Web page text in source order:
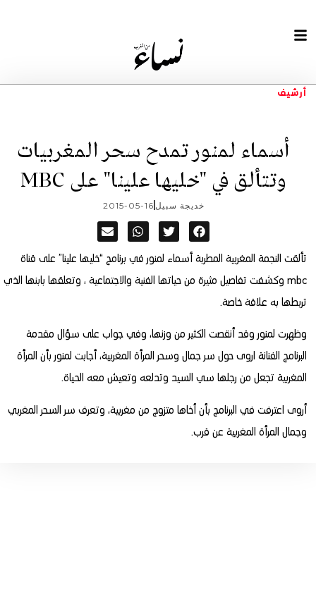
أرشيف
أسماء لمنور تمدح سحر المغربيات
وتتألق في "خليها علينا" على MBC
خديجة سبيل 2015-05-16
تألقت النجمة المغربية المطربة أسماء لمنور في برنامج “خليها علينا” على قناة
mbc وكشفت تفاصيل مثيرة من حياتها الفنية والاجتماعية ، وتعلقها بابنها الذي
تربطها به علاقة خاصة.
وظهرت لمنور وقد أنقصت الكثير من وزنها، وفي جواب على سؤال مقدمة
البرنامج الفنانة اروى حول سر جمال وسحر المرأة المغربية، أجابت لمنور بأن المرأة
المغربية تجعل من رجلها سي السيد وتدلعه وتعيش معه الحياة.
أروى اعترفت في البرنامج بأن أخاها متزوج من مغربية، وتعرف سر السحر المغربي
وجمال المرأة المغربية عن قرب.